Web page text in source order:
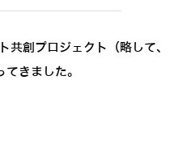
共創プロジェクト（略して、
きました。